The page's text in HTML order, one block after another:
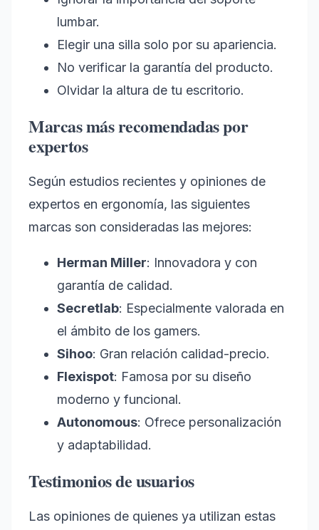
lumbar.
Elegir una silla solo por su apariencia.
No verificar la garantía del producto.
Olvidar la altura de tu escritorio.
Marcas más recomendadas por
expertos
Según estudios recientes y opiniones de
expertos en ergonomía, las siguientes
marcas son consideradas las mejores:
Herman Miller: Innovadora y con
garantía de calidad.
Secretlab: Especialmente valorada en
el ámbito de los gamers.
Sihoo: Gran relación calidad-precio.
Flexispot: Famosa por su diseño
moderno y funcional.
Autonomous: Ofrece personalización
y adaptabilidad.
Testimonios de usuarios
Las opiniones de quienes ya utilizan estas